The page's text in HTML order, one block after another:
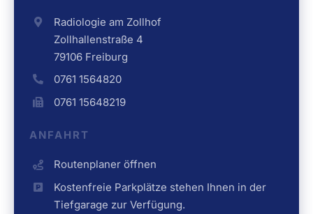
Radiologie am Zollhof
Zollhallenstraße 4
79106 Freiburg
0761 1564820
0761 15648219
ANFAHRT
Routenplaner öffnen
Kostenfreie Parkplätze stehen Ihnen in der
Tiefgarage zur Verfügung.